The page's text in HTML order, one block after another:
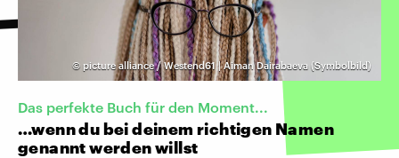
© picture alliance / Westend61 | Aiman Dairabaeva (Symbolbild)
Das perfekte Buch für den Moment...
…wenn du bei deinem richtigen Namen
genannt werden willst